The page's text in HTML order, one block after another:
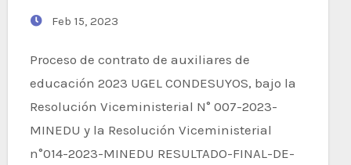
Feb 15, 2023
Proceso de contrato de auxiliares de
educación 2023 UGEL CONDESUYOS, bajo la
Resolución Viceministerial N° 007-2023-
MINEDU y la Resolución Viceministerial
n°014-2023-MINEDU RESULTADO-FINAL-DE-